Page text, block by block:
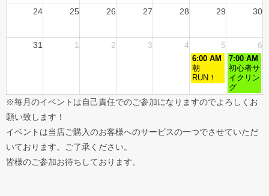
24 25 26 27 28 29 30
31 1 2 3 4 5 6
6:00 AM
朝
RUN！
7:00 AM
初心者サ
イクリン
グ
※毎月のイベントは自己責任でのご参加になりますのでよろしくお
願い致します！
イベントは当店ご購入のお客様へのサービスの一つでさせていただ
いております。ご了承ください。
皆様のご参加お待ちしております。